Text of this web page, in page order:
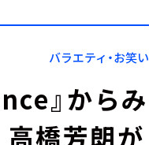
YouTube
会社情報
バラエティ・お笑い
』からみ
橋芳朗が